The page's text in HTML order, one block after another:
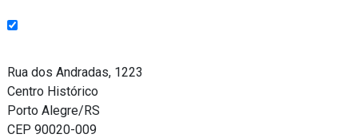
Rua dos Andradas, 1223
Centro Histórico
Porto Alegre/RS
CEP 90020-009